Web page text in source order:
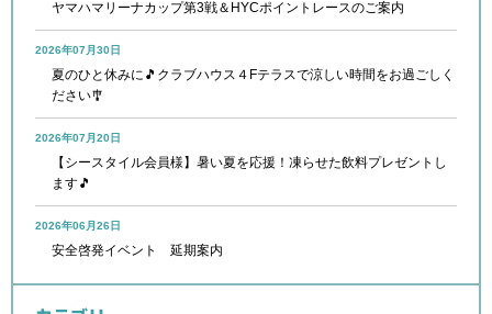
ヤマハマリーナカップ第3戦＆HYCポイントレースのご案内
2026年07月30日
夏のひと休みに🎵クラブハウス４Fテラスで涼しい時間をお過ごしく
ださい🎐
2026年07月20日
【シースタイル会員様】暑い夏を応援！凍らせた飲料プレゼントし
ます🎵
2026年06月26日
安全啓発イベント 延期案内